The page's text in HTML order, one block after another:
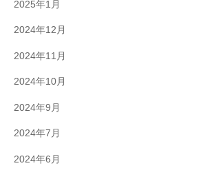
2025年1月
2024年12月
2024年11月
2024年10月
2024年9月
2024年7月
2024年6月